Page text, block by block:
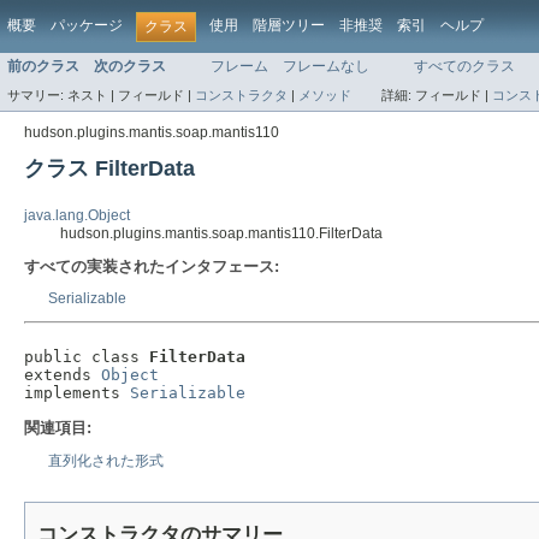
概要 パッケージ クラス 使用 階層ツリー 非推奨 索引 ヘルプ
前のクラス 次のクラス フレーム フレームなし すべてのクラス
サマリー: ネスト | フィールド | コンストラクタ | メソッド 詳細: フィールド | コンス
hudson.plugins.mantis.soap.mantis110
クラス FilterData
java.lang.Object
hudson.plugins.mantis.soap.mantis110.FilterData
すべての実装されたインタフェース:
Serializable
public class FilterData
extends Object
implements Serializable
関連項目:
直列化された形式